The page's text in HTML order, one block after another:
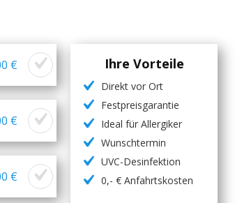
€
€
€
Ihre Vorteile
Direkt vor Ort
Festpreisgarantie
Ideal für Allergiker
Wunschtermin
UVC-Desinfektion
0,- € Anfahrtskosten